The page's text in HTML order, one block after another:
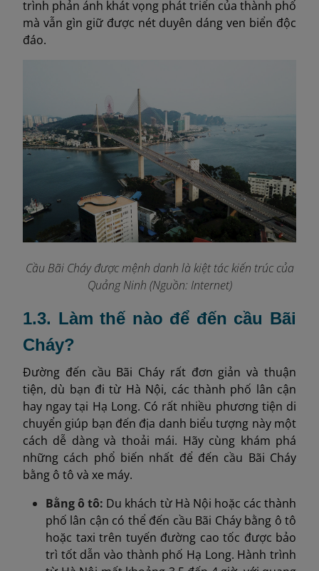
trình phản ánh khát vọng phát triển của thành phố
mà vẫn gìn giữ được nét duyên dáng ven biển độc
đáo.
Cầu Bãi Cháy được mệnh danh là kiệt tác kiến trúc của
Quảng Ninh (Nguồn: Internet)
1.3. Làm thế nào để đến cầu Bãi
Cháy?
Đường đến cầu Bãi Cháy rất đơn giản và thuận
tiện, dù bạn đi từ Hà Nội, các thành phố lân cận
hay ngay tại Hạ Long. Có rất nhiều phương tiện di
chuyển giúp bạn đến địa danh biểu tượng này một
cách dễ dàng và thoải mái. Hãy cùng khám phá
những cách phổ biến nhất để đến cầu Bãi Cháy
bằng ô tô và xe máy.
Bằng ô tô: Du khách từ Hà Nội hoặc các thành
phố lân cận có thể đến cầu Bãi Cháy bằng ô tô
hoặc taxi trên tuyến đường cao tốc được bảo
trì tốt dẫn vào thành phố Hạ Long. Hành trình